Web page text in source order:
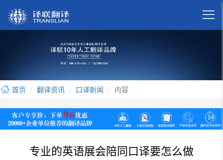

首页 翻译资讯 口译新闻 内容
专业的英语展会陪同口译要怎么做